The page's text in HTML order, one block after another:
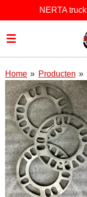
direct
naar
hoofdinhoud
NERTA
Home » Producten »